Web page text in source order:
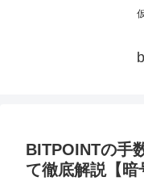
BITPOINTの手
て徹底解説【暗